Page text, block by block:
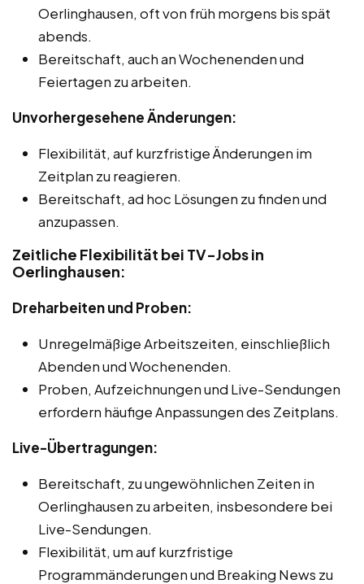
Oerlinghausen, oft von früh morgens bis spät
abends.
Bereitschaft, auch an Wochenenden und
Feiertagen zu arbeiten.
Unvorhergesehene Änderungen:
Flexibilität, auf kurzfristige Änderungen im
Zeitplan zu reagieren.
Bereitschaft, ad hoc Lösungen zu finden und
anzupassen.
Zeitliche Flexibilität bei TV-Jobs in
Oerlinghausen:
Dreharbeiten und Proben:
Unregelmäßige Arbeitszeiten, einschließlich
Abenden und Wochenenden.
Proben, Aufzeichnungen und Live-Sendungen
erfordern häufige Anpassungen des Zeitplans.
Live-Übertragungen:
Bereitschaft, zu ungewöhnlichen Zeiten in
Oerlinghausen zu arbeiten, insbesondere bei
Live-Sendungen.
Flexibilität, um auf kurzfristige
Programmänderungen und Breaking News zu